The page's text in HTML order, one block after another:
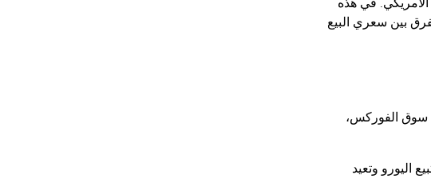
بين سعري البيع
الفوركس،
اليورو وتعيد